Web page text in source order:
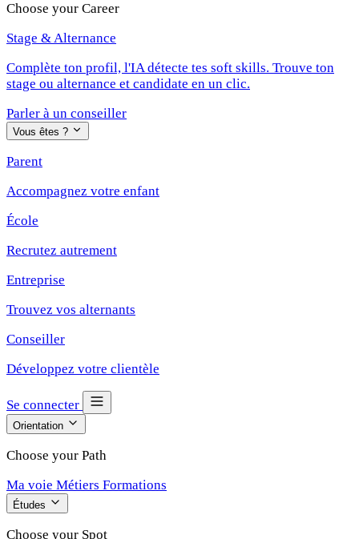
Choose your Career
Stage & Alternance
Complète ton profil, l'IA détecte tes soft skills. Trouve ton
stage ou alternance et candidate en un clic.
Parler à un conseiller
Vous êtes ?
Parent
Accompagnez votre enfant
École
Recrutez autrement
Entreprise
Trouvez vos alternants
Conseiller
Développez votre clientèle
Se connecter
Orientation
Choose your Path
Ma voie Métiers Formations
Études
Choose your Spot